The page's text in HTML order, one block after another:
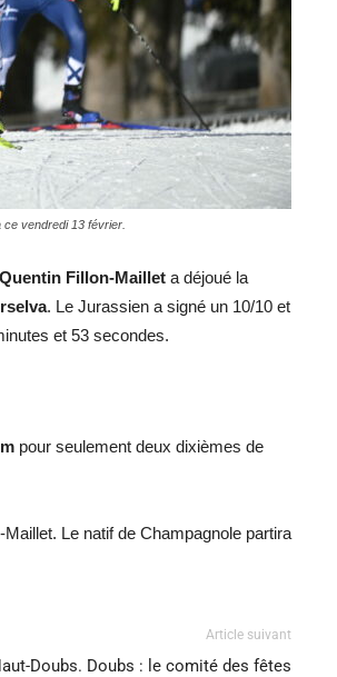
Hebdo25
vendredi 13 février.
Quentin Fillon-Maillet a déjoué la
. Le Jurassien a signé un 10/10 et
et 53 secondes.
pour seulement deux dixièmes de
Le natif de Champagnole partira
Article suivant
Doubs. Doubs : le comité des fêtes